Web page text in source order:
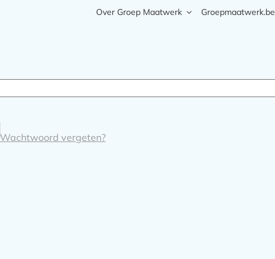
navigatie
Over Groep Maatwerk Groepmaatwerk.be
Wachtwoord vergeten?